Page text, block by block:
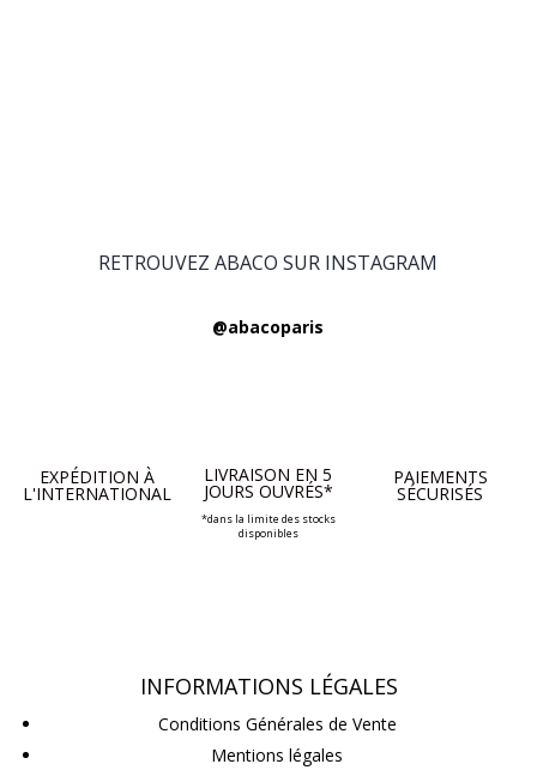
RETROUVEZ ABACO SUR INSTAGRAM
@abacoparis
EXPÉDITION À
L'INTERNATIONAL
LIVRAISON EN 5
JOURS OUVRÉS*
*dans la limite des stocks
disponibles
PAIEMENTS
SÉCURISÉS
INFORMATIONS LÉGALES
Conditions Générales de Vente
Mentions légales